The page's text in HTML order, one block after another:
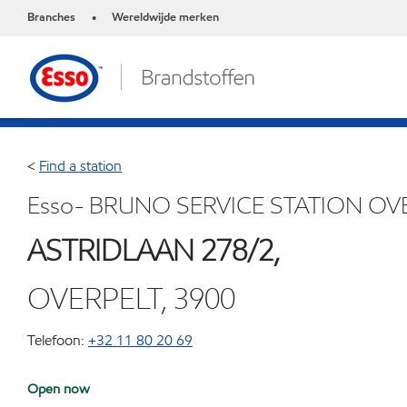
Branches • Wereldwijde merken
< Find a station
Esso- BRUNO SERVICE STATION
ASTRIDLAAN 278/2,
OVERPELT, 3900
Telefoon: +32 11 80 20 69
Open now